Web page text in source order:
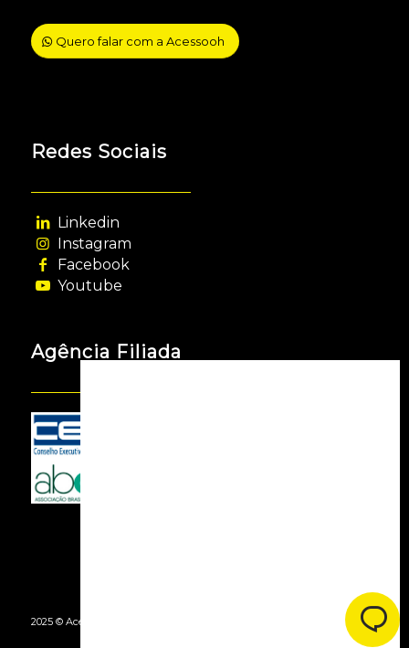
Quero falar com a Acessooh
Redes Sociais
Linkedin
Instagram
Facebook
Youtube
Agência Filiada
2025 © Acessooh. Todos os Direitos Reservados - By Agência Webgui